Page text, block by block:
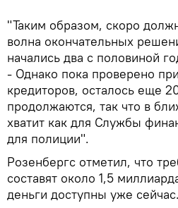
"Таким образом, скоро
волна окончательных
начались два с половиной
- Однако пока проверено
кредиторов, осталось еще
продолжаются, так что в
хватит как для Службы
для полиции".
Розенбергс отметил, что
составят около 1,5
деньги доступны уже сейчас.